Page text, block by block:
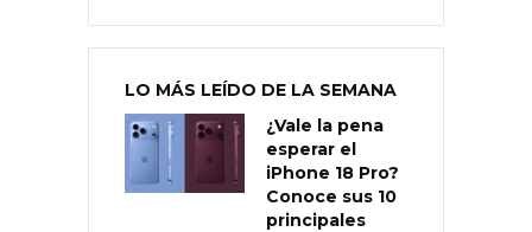
LO MÁS LEÍDO DE LA SEMANA
¿Vale la pena
esperar el
iPhone 18 Pro?
Conoce sus 10
principales